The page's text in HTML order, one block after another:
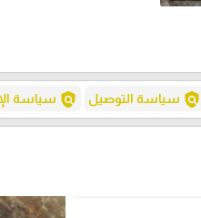
policy سياسة التوصيل policy سياسة